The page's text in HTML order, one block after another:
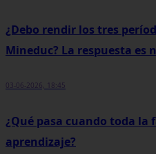
¿Debo rendir los tres
Mineduc? La respuesta es
03-06-2026, 18:45
¿Qué pasa cuando toda
aprendizaje?